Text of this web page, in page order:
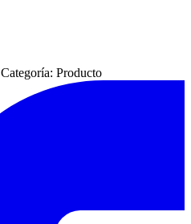
Categoría: Producto